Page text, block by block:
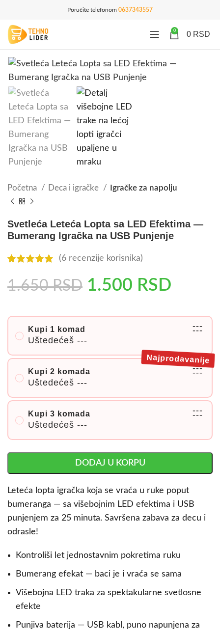
Poručite telefonom 0637343557
0 0 RSD
Početna Deca i igračke Igračke za napolju
Svetleća Leteća Lopta sa LED Efektima —
Bumerang Igračka na USB Punjenje
(6 recenzije korisnika)
1.650RSD 1.500 RSD
Kupi 1 komad
Uštedećeš ---
---
---
Kupi 2 komada
Uštedećeš ---
---
---
Najprodavanije
Kupi 3 komada
Uštedećeš ---
---
---
DODAJ U KORPU
Leteća lopta igračka koja se vraća u ruke poput
bumeranga — sa višebojnim LED efektima i USB
punjenjem za 25 minuta. Savršena zabava za decu i
odrasle!
Kontroliši let jednostavnim pokretima ruku
Bumerang efekat — baci je i vraća se sama
Višebojna LED traka za spektakularne svetlosne
efekte
Punjiva baterija — USB kabl, puno napunjena za